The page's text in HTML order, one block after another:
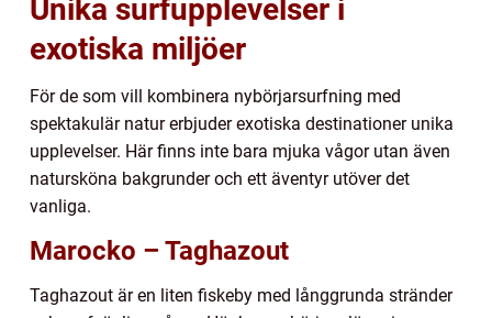
Unika surfupplevelser i
exotiska miljöer
För de som vill kombinera nybörjarsurfning med
spektakulär natur erbjuder exotiska destinationer unika
upplevelser. Här finns inte bara mjuka vågor utan även
natursköna bakgrunder och ett äventyr utöver det
vanliga.
Marocko – Taghazout
Taghazout är en liten fiskeby med långgrunda stränder